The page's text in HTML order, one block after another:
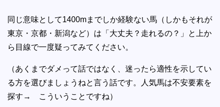
同じ意味として1400mまでしか経験ない馬（しかもそれが
東京・京都・新潟など）は「大丈夫？走れるの？」と上か
ら目線で一度疑ってみてください。
（あくまでダメって話ではなく、迷ったら適性を示してい
る方を選びましょうねと言う話です。人気馬は不安要素を
探す→ こういうことですね）